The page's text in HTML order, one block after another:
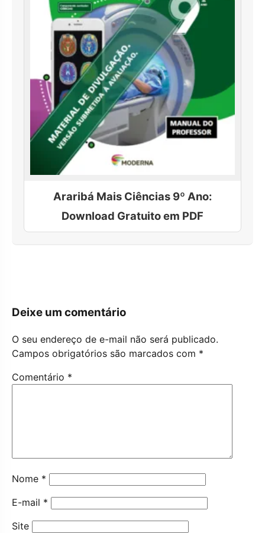
Araribá Mais Ciências 9º Ano:
Download Gratuito em PDF
Deixe um comentário
O seu endereço de e-mail não será publicado.
Campos obrigatórios são marcados com *
Comentário *
Nome *
E-mail *
Site